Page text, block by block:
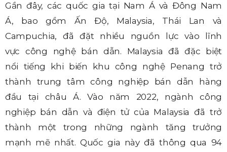
Gần đây, các quốc gia tại Nam Á và Đông Nam
Á, bao gồm Ấn Độ, Malaysia, Thái Lan và
Campuchia, đã đặt nhiều nguồn lực vào lĩnh
vực công nghệ bán dẫn. Malaysia đã đặc biệt
nổi tiếng khi biến khu công nghệ Penang trở
thành trung tâm công nghiệp bán dẫn hàng
đầu tại châu Á. Vào năm 2022, ngành công
nghiệp bán dẫn và điện tử của Malaysia đã trở
thành một trong những ngành tăng trưởng
mạnh mẽ nhất. Quốc gia này đã thông qua 94